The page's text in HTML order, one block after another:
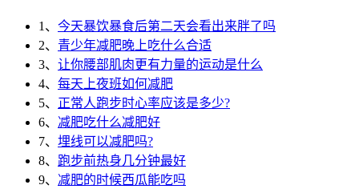
1、 今天暴饮暴食后第二天会看出来胖了吗
2、 青少年减肥晚上吃什么合适
3、 让你腰部肌肉更有力量的运动是什么
4、 每天上夜班如何减肥
5、 正常人跑步时心率应该是多少?
6、 减肥吃什么减肥好
7、 埋线可以减肥吗?
8、 跑步前热身几分钟最好
9、 减肥的时候西瓜能吃吗